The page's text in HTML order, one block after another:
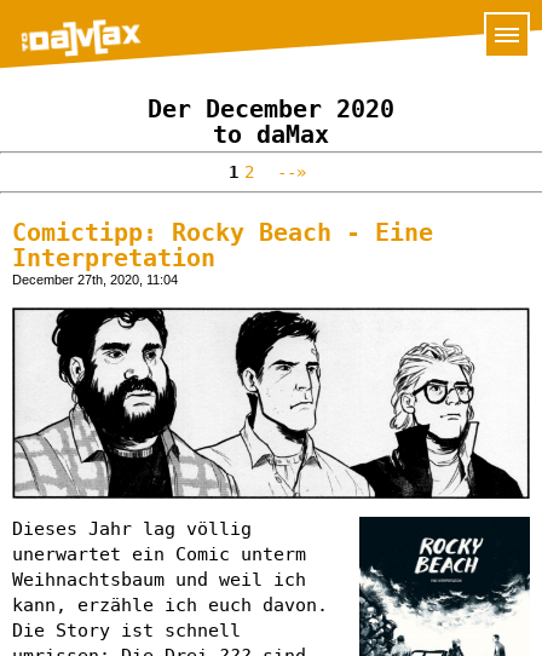
Der December 2020
to daMax
1 2 --»
Comictipp: Rocky Beach - Eine
Interpretation
December 27th, 2020, 11:04
Dieses Jahr lag völlig
unerwartet ein Comic unterm
Weihnachtsbaum und weil ich
kann, erzähle ich euch davon.
Die Story ist schnell